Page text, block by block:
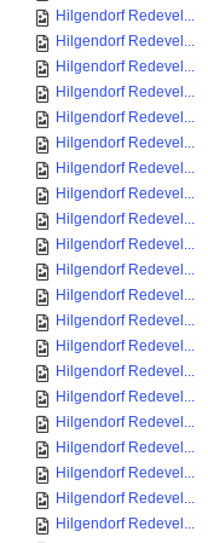
Hilgendorf Redevel...
Hilgendorf Redevel...
Hilgendorf Redevel...
Hilgendorf Redevel...
Hilgendorf Redevel...
Hilgendorf Redevel...
Hilgendorf Redevel...
Hilgendorf Redevel...
Hilgendorf Redevel...
Hilgendorf Redevel...
Hilgendorf Redevel...
Hilgendorf Redevel...
Hilgendorf Redevel...
Hilgendorf Redevel...
Hilgendorf Redevel...
Hilgendorf Redevel...
Hilgendorf Redevel...
Hilgendorf Redevel...
Hilgendorf Redevel...
Hilgendorf Redevel...
Hilgendorf Redevel...